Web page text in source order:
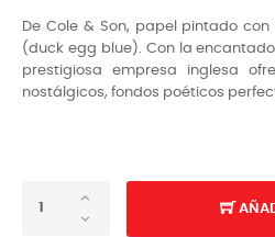
De Cole & Son, papel pintado
(duck egg blue). Con la
prestigiosa empresa inglesa
nostálgicos, fondos poéticos